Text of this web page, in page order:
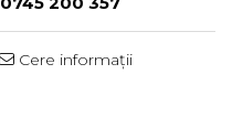
Cere informații